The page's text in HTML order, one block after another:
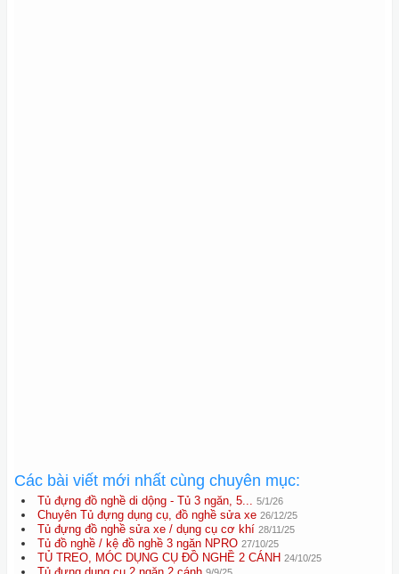
Các bài viết mới nhất cùng chuyên mục:
Tủ đựng đồ nghề di dộng - Tủ 3 ngăn, 5... 5/1/26
Chuyên Tủ đựng dụng cụ, đồ nghề sửa xe 26/12/25
Tủ đựng đồ nghề sửa xe / dụng cụ cơ khí 28/11/25
Tủ đồ nghề / kệ đồ nghề 3 ngăn NPRO 27/10/25
TỦ TREO, MÓC DỤNG CỤ ĐỒ NGHỀ 2 CÁNH 24/10/25